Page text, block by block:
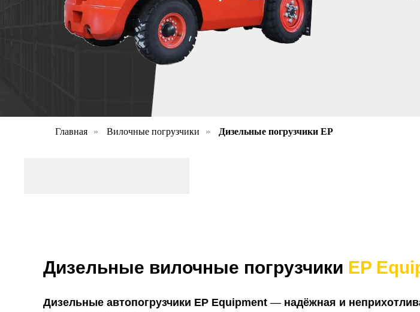
Главная » Вилочные погрузчики » Дизельные погрузчики EP
Дизельные вилочные погрузчики EP
Дизельные автопогрузчики EP Equipment — надёжная и